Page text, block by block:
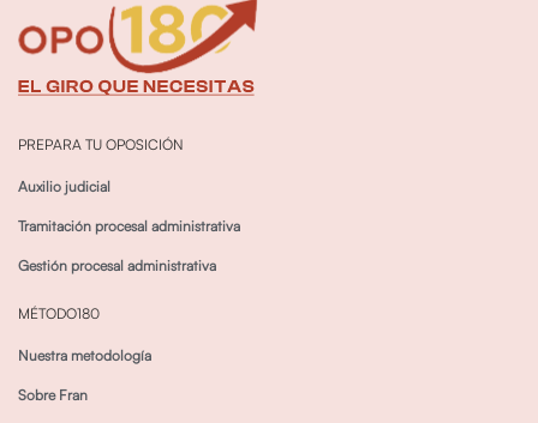
PREPARA TU OPOSICIÓN
Auxilio judicial
Tramitación procesal administrativa
Gestión procesal administrativa
MÉTODO180
Nuestra metodología
Sobre Fran